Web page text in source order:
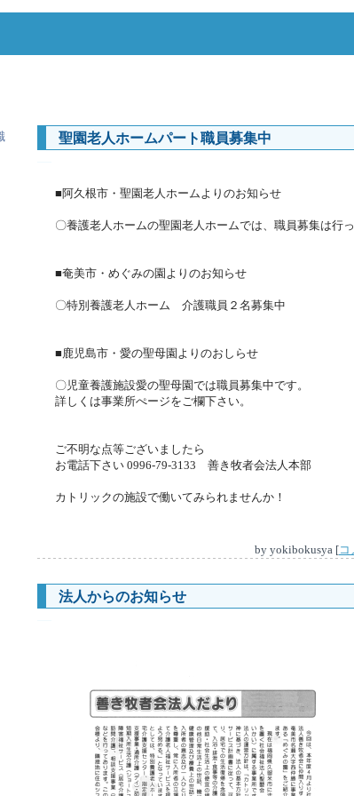
聖園老人ホームパート職員募集中
■阿久根市・聖園老人ホームよりのお知らせ
〇養護老人ホームの聖園老人ホームでは、職員募集は行
■奄美市・めぐみの園よりのお知らせ
〇特別養護老人ホーム 介護職員２名募集中
■鹿児島市・愛の聖母園よりのおしらせ
〇児童養護施設愛の聖母園では職員募集中です。
詳しくは事業所ぺージをご欄下さい。
ご不明な点等ございましたら
お電話下さい 0996-79-3133 善き牧者会法人本部
カトリックの施設で働いてみられませんか！
by yokibokusya [コ
法人からのお知らせ